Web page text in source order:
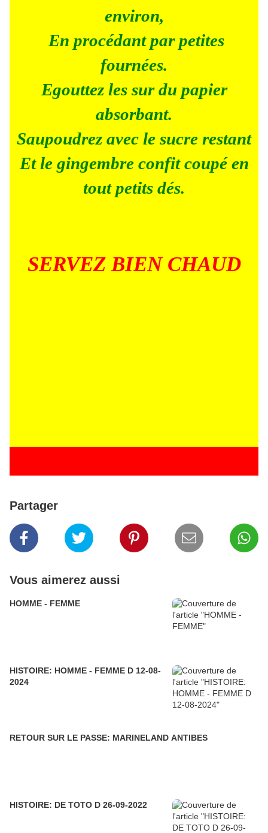
environ,
En procédant par petites
fournées.
Egouttez les sur du papier
absorbant.
Saupoudrez avec le sucre restant
Et le gingembre confit coupé en
tout petits dés.
SERVEZ BIEN CHAUD
Partager
Vous aimerez aussi
HOMME - FEMME
HISTOIRE: HOMME - FEMME D 12-08-
2024
RETOUR SUR LE PASSE: MARINELAND ANTIBES
HISTOIRE: DE TOTO D 26-09-2022